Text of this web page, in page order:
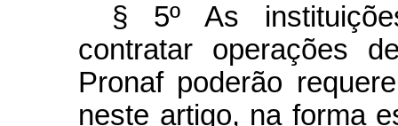
§ 5º As
contratar operações
Pronaf poderão
neste artigo, na forma